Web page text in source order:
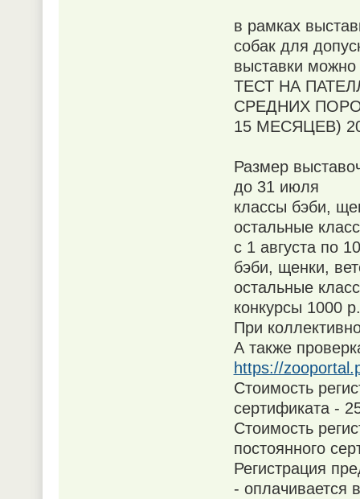
в рамках
собак для
выставки можно
ТЕСТ НА
СРЕДНИХ
15 МЕСЯЦЕВ)
Размер
до 31 июля
классы бэби,
остальные
с 1 августа по
бэби, щенки,
остальные
конкурсы 1000 р.
При
А также
https://
Стоимость
сертификата -
Стоимость
постоянного
Регистрация
- оплачивается